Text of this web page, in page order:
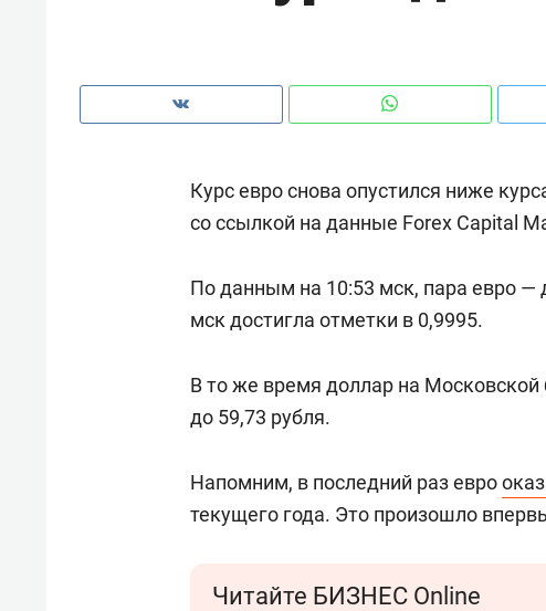
Курс евро снова опустился ниже
со ссылкой на данные Forex Capital
По данным на 10:53 мск, пара евро —
мск достигла отметки в 0,9995.
В то же время доллар на Московской
до 59,73 рубля.
Напомним, в последний раз евро
текущего года. Это произошло
Читайте БИЗНЕС Online
Как ГК «МИР ГРУПП» и ВТБ
комфорта под Казанью